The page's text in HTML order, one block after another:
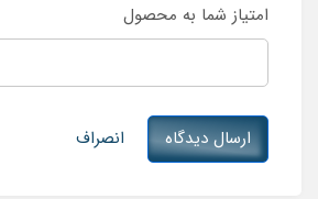
امتیاز شما به محصول
ارسال دیدگاه انصراف